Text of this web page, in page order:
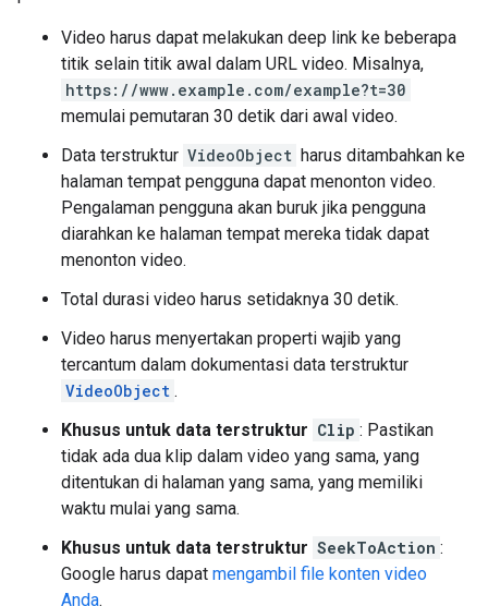
Video harus dapat melakukan deep link ke beberapa
titik selain titik awal dalam URL video. Misalnya,
https://www.example.com/example?t=30
memulai pemutaran 30 detik dari awal video.
Data terstruktur VideoObject harus ditambahkan ke
halaman tempat pengguna dapat menonton video.
Pengalaman pengguna akan buruk jika pengguna
diarahkan ke halaman tempat mereka tidak dapat
menonton video.
Total durasi video harus setidaknya 30 detik.
Video harus menyertakan properti wajib yang
tercantum dalam dokumentasi data terstruktur
VideoObject .
Khusus untuk data terstruktur Clip : Pastikan
tidak ada dua klip dalam video yang sama, yang
ditentukan di halaman yang sama, yang memiliki
waktu mulai yang sama.
Khusus untuk data terstruktur SeekToAction :
Google harus dapat mengambil file konten video
Anda.